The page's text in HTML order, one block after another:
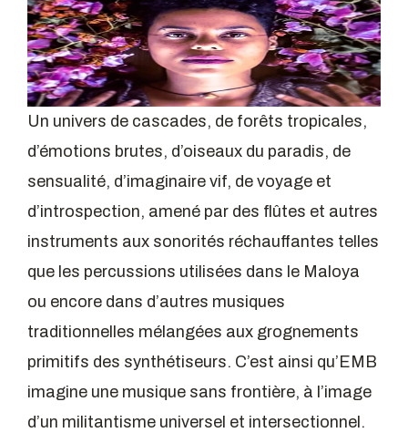
Un univers de cascades, de forêts tropicales,
d’émotions brutes, d’oiseaux du paradis, de
sensualité, d’imaginaire vif, de voyage et
d’introspection, amené par des flûtes et autres
instruments aux sonorités réchauffantes telles
que les percussions utilisées dans le Maloya
ou encore dans d’autres musiques
traditionnelles mélangées aux grognements
primitifs des synthétiseurs. C’est ainsi qu’EMB
imagine une musique sans frontière, à l’image
d’un militantisme universel et intersectionnel.